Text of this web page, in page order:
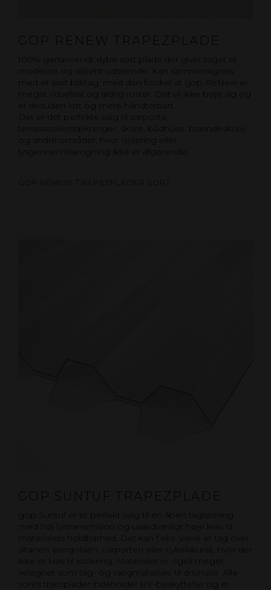
GOP RENEW TRAPEZPLADE
100% genanvendt dybe sort plade der giver taget et
moderne og stilrent udseende. Kan sammenlignes
med et sort bliktag, med den forskel at gop ReNew er
meget ridsefast og aldrig ruster. Det vil ikke bøje sig og
er desuden lett og mere håndterbart.
Det er det perfekte valg til carporte,
terrasseoverdækninger, skure, bådhuse, brændeskure
og andre områder, hvor isolering eller
lysgennemtrængning ikke er afgørende.
GOP SUNTUF TRAPEZPLADE
gop Suntuf er et perfekt valg til en åben tagløsning
med høj lystransmision og usædvanligt høje krav til
materialets holdbarhed. Det kan f.eks. være et tag over
altanen, pergolaen, carporten eller cykelskuret, hvor der
ikke er krav til isolering. Materialet er også meget
velegnet som tag- og vægmateriale til drivhuse. Alle
vores traezplader indeholder UV-beskyttelse og er